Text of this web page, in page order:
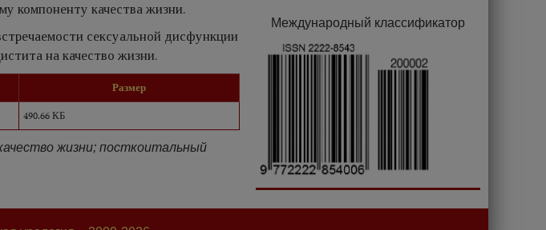
компоненту качества жизни.
сексуальной дисфункции
на качество жизни.
Размер
490.66 КБ
жизни; посткоитальный
Международный классификатор